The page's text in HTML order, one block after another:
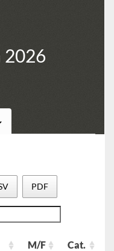
2026
PDF
M/F Cat.